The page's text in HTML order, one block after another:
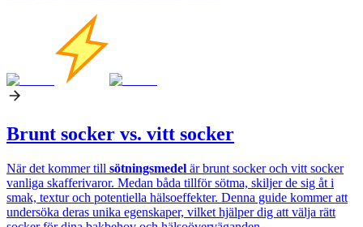
Brunt socker vs. vitt socker
När det kommer till sötningsmedel är brunt socker och vitt socker
vanliga skafferivaror. Medan båda tillför sötma, skiljer de sig åt i
smak, textur och potentiella hälsoeffekter. Denna guide kommer att
undersöka deras unika egenskaper, vilket hjälper dig att välja rätt